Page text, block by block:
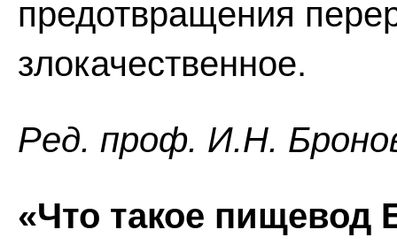
предотвращения
злокачественное.
Ред. проф. И.Н.
«Что такое пищевод